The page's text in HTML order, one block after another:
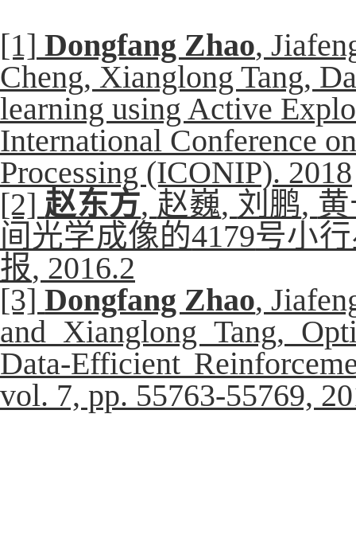
[1] Dongfang Zhao,
Cheng, Xianglong Tang,
learning using Active
International Conference
Processing (ICONIP). 2018
[2] 赵东方, 赵巍, 刘鹏,
间光学成像的4179号小
报, 2016.2
[3]Dongfang Zhao,
and Xianglong Tang,
Data-Efficient
vol. 7, pp. 55763-55769,